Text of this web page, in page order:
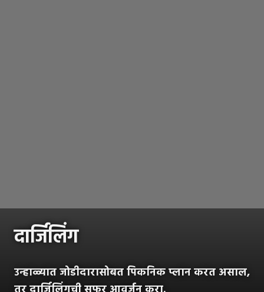
दार्जिलिंग
उन्हाळ्यात जोडीदारासोबत पिकनिक प्लान करत असाल,